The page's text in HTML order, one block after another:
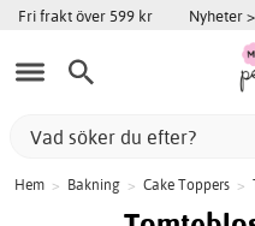
Fri frakt över 599 kr Nyheter
Hem > Bakning > Cake Toppers >